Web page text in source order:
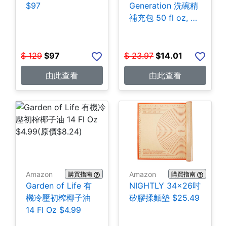
$97
$ 129 $97
由此查看
Generation 洗碗精
補充包 50 fl oz, 3
$ 23.97 $14.01
由此查看
Amazon 購買指南
Garden of Life 有
機冷壓初榨椰子油
14 Fl Oz $4.99
Amazon 購買指南
NIGHTLY 34x26吋
矽膠揉麵墊 $25.49